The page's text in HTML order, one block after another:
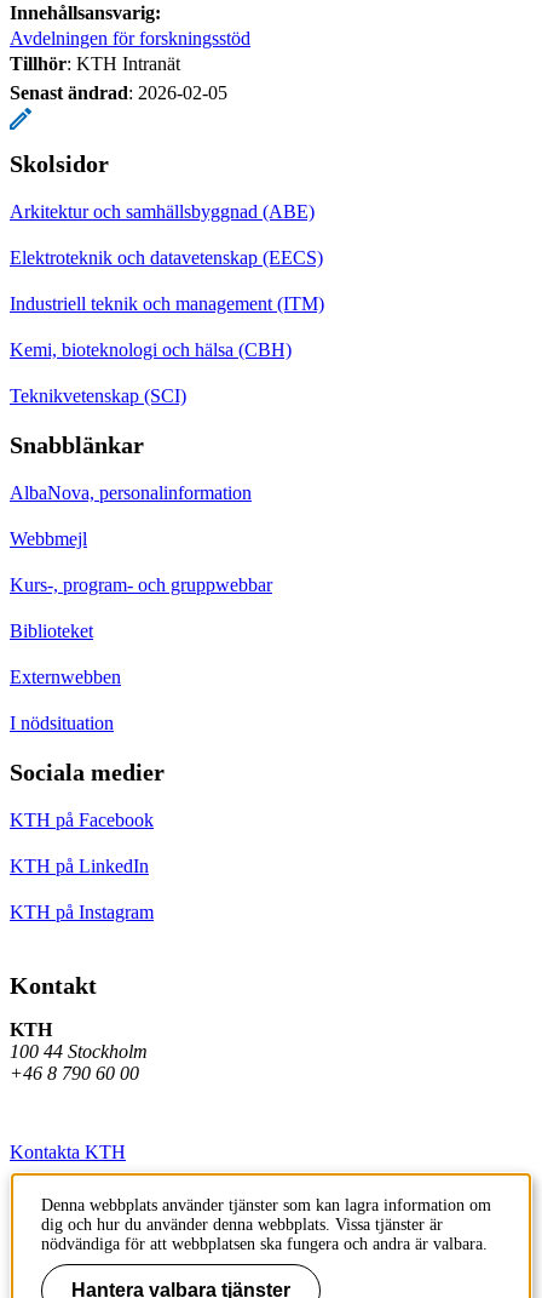
Innehållsansvarig:
Avdelningen för forskningsstöd
Tillhör: KTH Intranät
Senast ändrad: 2026-02-05
Skolsidor
Arkitektur och samhällsbyggnad (ABE)
Elektroteknik och datavetenskap (EECS)
Industriell teknik och management (ITM)
Kemi, bioteknologi och hälsa (CBH)
Teknikvetenskap (SCI)
Snabblänkar
AlbaNova, personalinformation
Webbmejl
Kurs-, program- och gruppwebbar
Biblioteket
Externwebben
I nödsituation
Sociala medier
KTH på Facebook
KTH på LinkedIn
KTH på Instagram
Kontakt
KTH
100 44 Stockholm
+46 8 790 60 00
Kontakta KTH
Jobba på KTH
Press och media
Faktura och betalning KTH
Denna webbplats använder tjänster som kan lagra information om
dig och hur du använder denna webbplats. Vissa tjänster är
nödvändiga för att webbplatsen ska fungera och andra är valbara.
Hantera valbara tjänster